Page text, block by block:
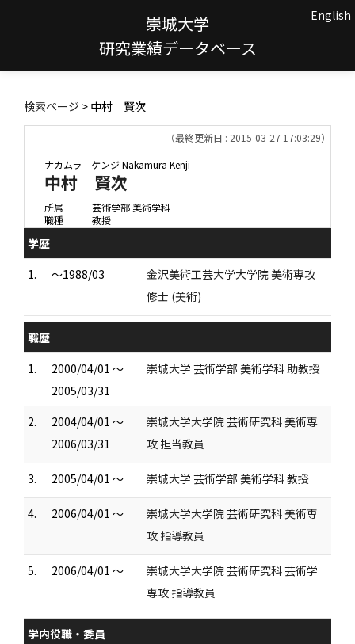
崇城大学
研究業績データベース
English
検索ページ > 中村 賢次
（最終更新日 : 2015-03-27 17:03:29）
ナカムラ ケンジ Nakamura Kenji
中村 賢次
所属
芸術学部 美術学科
職種
教授
学歴
1.
～1988/03
金沢美術工芸大学大学院 美術専攻
修士 (美術)
職歴
1.
2000/04/01 ～
2005/03/31
崇城大学 芸術学部 美術学科 助教授
2.
2004/04/01 ～
2006/03/31
崇城大学大学院 芸術研究科 美術専
攻 担当教員
3. 2005/04/01 ～ 崇城大学 芸術学部 美術学科 教授
4. 2006/04/01 ～
崇城大学大学院 芸術研究科 美術専
攻 指導教員
5. 2006/04/01 ～
崇城大学大学院 芸術研究科 芸術学
専攻 指導教員
学内役職・委員